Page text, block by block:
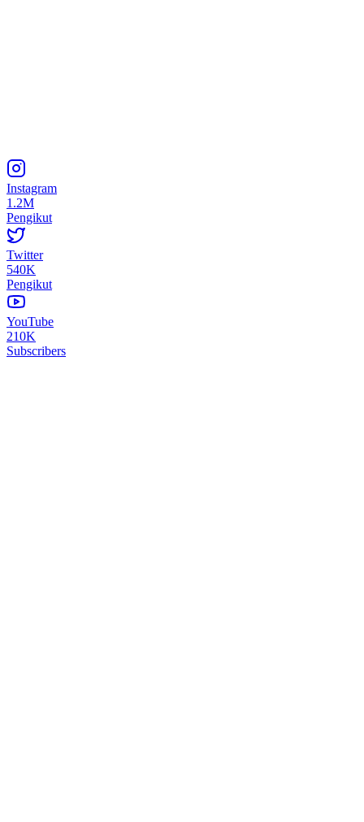
Instagram
1.2M
Pengikut
Twitter
540K
Pengikut
YouTube
210K
Subscribers